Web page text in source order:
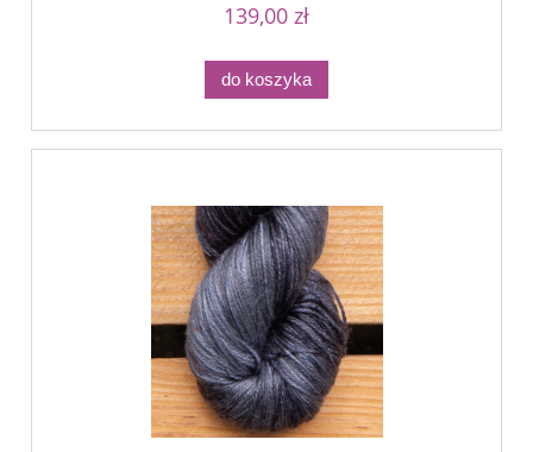
139,00 zł
do koszyka